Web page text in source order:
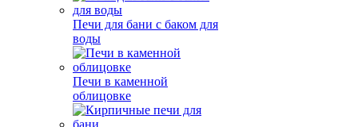
Печи для бани с баком для
воды
Печи в каменной
облицовке